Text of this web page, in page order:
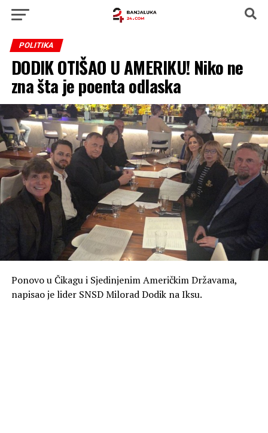
POLITIKA
DODIK OTIŠAO U AMERIKU! Niko ne
zna šta je poenta odlaska
Ponovo u Čikagu i Sjedinjenim Američkim Državama,
napisao je lider SNSD Milorad Dodik na Iksu.